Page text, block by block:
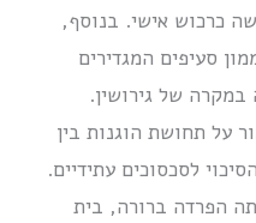
כרכוש אישי. בנוסף,
סעיפים המגדירים
של גירושין.
על תחושת הוגנות בין
לסכסוכים עתידיים.
הפרדה ברורה, בית